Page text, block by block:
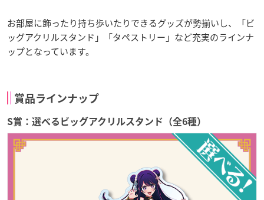
お部屋に飾ったり持ち歩いたりできるグッズが勢揃いし、「ビ
ッグアクリルスタンド」「タペストリー」など充実のラインナ
ップとなっています。
賞品ラインナップ
S賞：選べるビッグアクリルスタンド（全6種）